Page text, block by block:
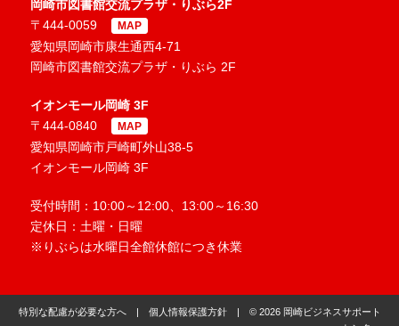
岡崎市図書館交流プラザ・りぶら2F
〒444-0059
MAP
愛知県岡崎市康生通西4-71
岡崎市図書館交流プラザ・りぶら 2F
イオンモール岡崎 3F
〒444-0840
MAP
愛知県岡崎市戸崎町外山38-5
イオンモール岡崎 3F
受付時間：10:00～12:00、13:00～16:30
定休日：土曜・日曜
※りぶらは水曜日全館休館につき休業
特別な配慮が必要な方へ | 個人情報保護方針 | © 2026 岡崎ビジネスサポート